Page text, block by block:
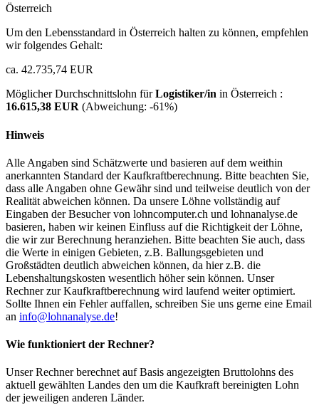
Österreich
Um den Lebensstandard in Österreich halten zu können, empfehlen
wir folgendes Gehalt:
ca. 42.735,74 EUR
Möglicher Durchschnittslohn fürLogistiker/in in Österreich :
16.615,38 EUR (Abweichung: -61%)
Hinweis
Alle Angaben sind Schätzwerte und basieren auf dem weithin
anerkannten Standard der Kaufkraftberechnung. Bitte beachten Sie,
dass alle Angaben ohne Gewähr sind und teilweise deutlich von der
Realität abweichen können. Da unsere Löhne vollständig auf
Eingaben der Besucher von lohncomputer.ch und lohnanalyse.de
basieren, haben wir keinen Einfluss auf die Richtigkeit der Löhne,
die wir zur Berechnung heranziehen. Bitte beachten Sie auch, dass
die Werte in einigen Gebieten, z.B. Ballungsgebieten und
Großstädten deutlich abweichen können, da hier z.B. die
Lebenshaltungskosten wesentlich höher sein können. Unser
Rechner zur Kaufkraftberechnung wird laufend weiter optimiert.
Sollte Ihnen ein Fehler auffallen, schreiben Sie uns gerne eine Email
an info@lohnanalyse.de!
Wie funktioniert der Rechner?
Unser Rechner berechnet auf Basis angezeigten Bruttolohns des
aktuell gewählten Landes den um die Kaufkraft bereinigten Lohn
der jeweiligen anderen Länder.